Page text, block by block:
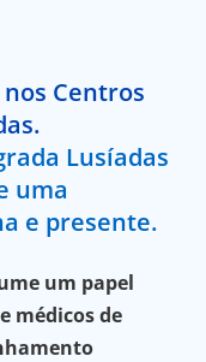
Centros
Lusíadas
uma
e presente.
um papel
médicos de